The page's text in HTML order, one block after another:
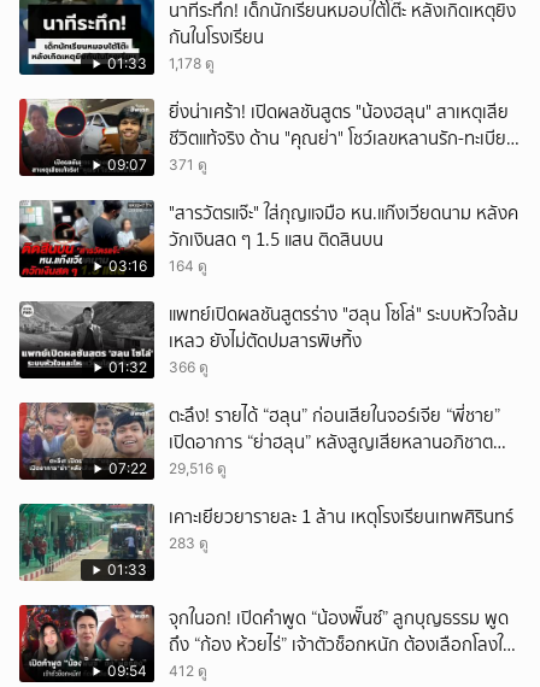
01:33
นาทีระทึก! เด็กนักเรียนหมอบใต้โต๊ะ หลังเกิดเหตุยิง
กันในโรงเรียน
1,178 ดู
09:07
ยิ่งน่าเศร้า! เปิดผลชันสูตร "น้องฮลุน" สาเหตุเสีย
ชีวิตแท้จริง ด้าน "คุณย่า" โชว์เลขหลานรัก-ทะเบียน
รถเคลื่อนร่าง!
371 ดู
03:16
"สารวัตรแจ๊ะ" ใส่กุญแจมือ หน.แก๊งเวียดนาม หลังค
วักเงินสด ๆ 1.5 แสน ติดสินบน
164 ดู
01:32
แพทย์เปิดผลชันสูตรร่าง "ฮลุน โซโล่" ระบบหัวใจล้ม
เหลว ยังไม่ตัดปมสารพิษทิ้ง
366 ดู
07:22
ตะลึง! รายได้ “ฮลุน” ก่อนเสียในจอร์เจีย “พี่ชาย”
เปิดอาการ “ย่าฮลุน” หลังสูญเสียหลานอภิชาต
บุตร!
29,516 ดู
01:33
เคาะเยียวยารายละ 1 ล้าน เหตุโรงเรียนเทพศิรินทร์
283 ดู
09:54
จุกในอก! เปิดคำพูด “น้องพั๊นซ์” ลูกบุญธรรม พูด
ถึง “ก้อง ห้วยไร่” เจ้าตัวช็อกหนัก ต้องเลือกโลงให้
ลูก!
412 ดู